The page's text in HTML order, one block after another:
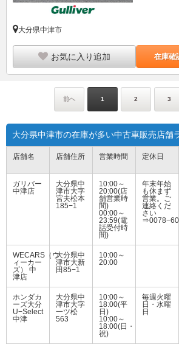
大分県中津市
お気に入り追加 在庫確
前へ 1 2 3
大分県中津市の在庫が多い中古車販売店舗
店舗名 店舗住所 営業時間 定休日
ガリバー
中津店
大分県中
津市大字
宮夫松本
185−1
10:00～
20:00(店
舗営業時
間)
00:00～
23:59(電
話受付時
間)
年末年始
も休まず
営業。ご
連絡くだ
さい
WECARS（ウ
ィーカー
ズ） 中
津店
大分県中
津市大新
田85−1
10:00～
20:00
ホンダカ
ーズ大分
U−Select
中津
大分県中
津市大字
一ツ松
563
10:00～
18:00(平
日)
10:00～
18:00(日・
祝)
毎週火曜
日・水曜
日